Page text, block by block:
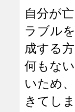
自分が
ラブル
成する
何もな
いため
きてし